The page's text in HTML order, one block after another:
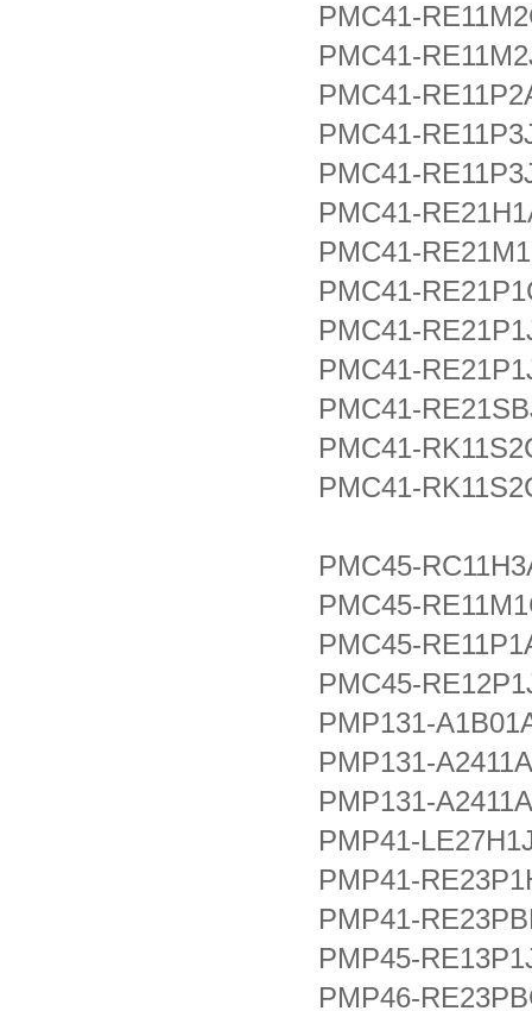
PMC41-
PMC41-
PMC41-
PMC41-
PMC41-
PMC41-
PMC41-
PMC41-
PMC41-
PMC41-
PMC41-
PMC41-
PMC41-
PMC45-
PMC45-
PMC45-
PMC45-
PMP131-
PMP131-
PMP131-
PMP41-
PMP41-
PMP41-
PMP45-
PMP46-